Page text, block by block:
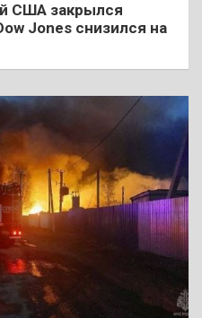
США закрылся
Jones снизился на